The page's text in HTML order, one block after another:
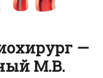
—
М.В.